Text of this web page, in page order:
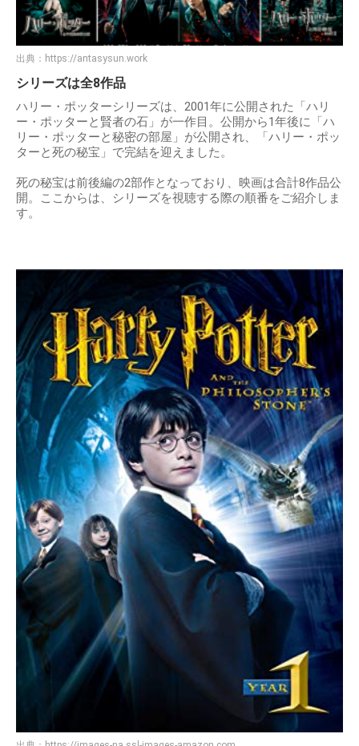
出典： https://antasysun.work
シリーズは全8作品
ハリー・ポッターシリーズは、2001年に公開された「ハリ
ー・ポッターと賢者の石」が一作目。公開から1年後に「ハ
リー・ポッターと秘密の部屋」が公開され、「ハリー・ポッ
ターと死の秘宝」で完結を迎えました。
死の秘宝は前後編の2部作となっており、映画は合計8作品公
開。ここからは、シリーズを視聴する際の順番をご紹介しま
す。